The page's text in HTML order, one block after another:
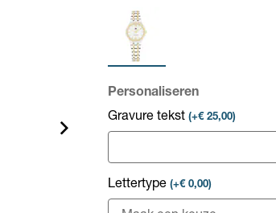
Personaliseren
Gravure tekst (+€ 25,00)
Lettertype (+€ 0,00)